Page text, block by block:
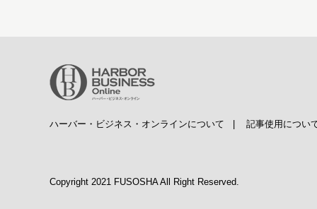
ハーバー・ビジネス・オンラインについて | 記事使用につい
Copyright 2021 FUSOSHA All Right Reserved.